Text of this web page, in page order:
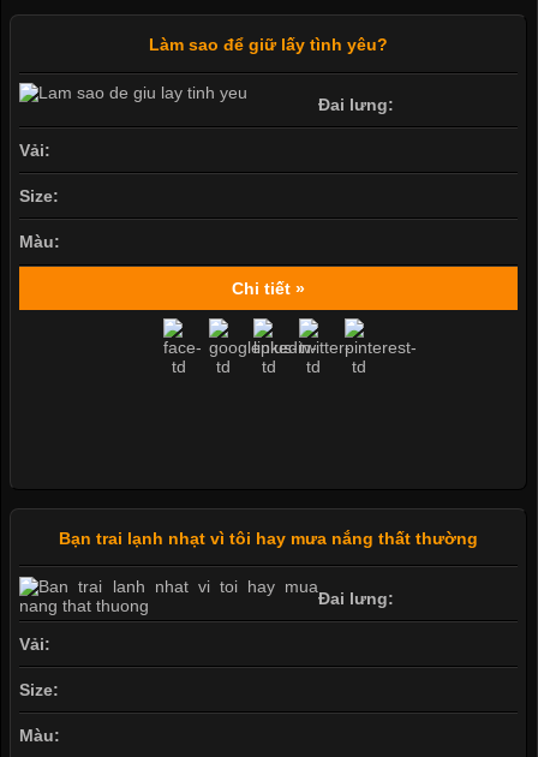
Làm sao để giữ lấy tình yêu?
Đai lưng:
Vải:
Size:
Màu:
Chi tiết »
Bạn trai lạnh nhạt vì tôi hay mưa nắng thất thường
Đai lưng:
Vải:
Size:
Màu: